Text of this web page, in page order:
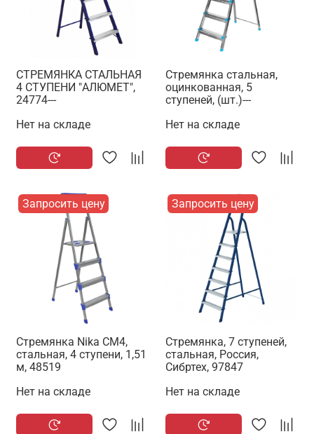
СТРЕМЯНКА СТАЛЬНАЯ
4 СТУПЕНИ "АЛЮМЕТ",
24774---
Нет на складе
Стремянка стальная,
оцинкованная, 5
ступеней, (шт.)---
Нет на складе
Запросить цену
Стремянка Nika СМ4,
стальная, 4 ступени, 1,51
м, 48519
Нет на складе
Запросить цену
Стремянка, 7 ступеней,
стальная, Россия,
Сибртех, 97847
Нет на складе